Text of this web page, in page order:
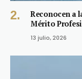
Reconocen a
Mérito
13 julio, 2026